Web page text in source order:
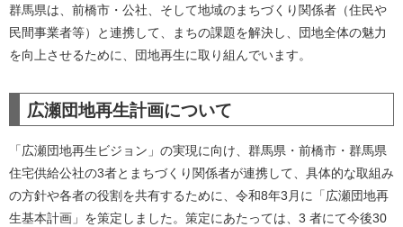
群馬県は、前橋市・公社、そして地域のまちづくり関係者（住民や
民間事業者等）と連携して、まちの課題を解決し、団地全体の魅力
を向上させるために、団地再生に取り組んでいます。
広瀬団地再生計画について
「広瀬団地再生ビジョン」の実現に向け、群馬県・前橋市・群馬県
住宅供給公社の3者とまちづくり関係者が連携して、具体的な取組み
の方針や各者の役割を共有するために、令和8年3月に「広瀬団地再
生基本計画」を策定しました。策定にあたっては、3 者にて今後30